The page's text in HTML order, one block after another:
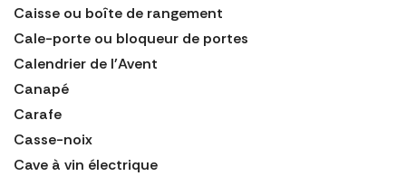
Caisse ou boîte de rangement
Cale-porte ou bloqueur de portes
Calendrier de l'Avent
Canapé
Carafe
Casse-noix
Cave à vin électrique